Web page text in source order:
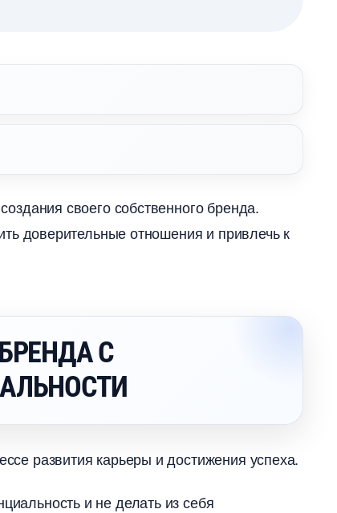
своего собственного бренда.
доверительные отношения и привлечь к
С
развития карьеры и достижения успеха.
и не делать из себя